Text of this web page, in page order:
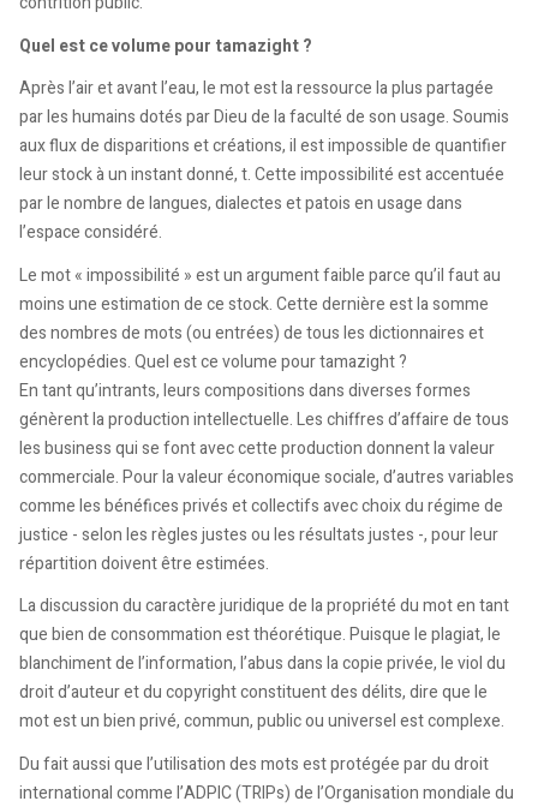
Quel est ce volume pour tamazight ?
Après l’air et avant l’eau, le mot est la ressource la plus partagée
par les humains dotés par Dieu de la faculté de son usage. Soumis
aux flux de disparitions et créations, il est impossible de quantifier
leur stock à un instant donné, t. Cette impossibilité est accentuée
par le nombre de langues, dialectes et patois en usage dans
l’espace considéré.
Le mot « impossibilité » est un argument faible parce qu’il faut au
moins une estimation de ce stock. Cette dernière est la somme
des nombres de mots (ou entrées) de tous les dictionnaires et
encyclopédies. Quel est ce volume pour tamazight ?
En tant qu’intrants, leurs compositions dans diverses formes
génèrent la production intellectuelle. Les chiffres d’affaire de tous
les business qui se font avec cette production donnent la valeur
commerciale. Pour la valeur économique sociale, d’autres variables
comme les bénéfices privés et collectifs avec choix du régime de
justice - selon les règles justes ou les résultats justes -, pour leur
répartition doivent être estimées.
La discussion du caractère juridique de la propriété du mot en tant
que bien de consommation est théorétique. Puisque le plagiat, le
blanchiment de l’information, l’abus dans la copie privée, le viol du
droit d’auteur et du copyright constituent des délits, dire que le
mot est un bien privé, commun, public ou universel est complexe.
Du fait aussi que l’utilisation des mots est protégée par du droit
international comme l’ADPIC (TRIPs) de l’Organisation mondiale du